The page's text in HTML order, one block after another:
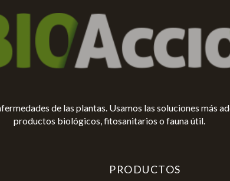
de las plantas. Usamos las soluciones más
productos biológicos, fitosanitarios o fauna útil.
PRODUCTOS